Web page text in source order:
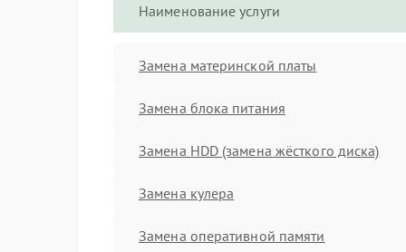
Наименование услуги
Замена материнской платы
Замена блока питания
Замена HDD (замена жёсткого диска)
Замена кулера
Замена оперативной памяти